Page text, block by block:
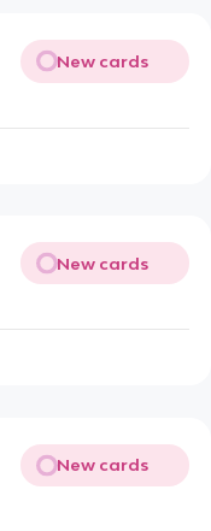
New cards
New cards
New cards